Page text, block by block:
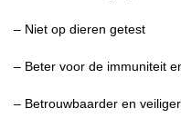
– Niet op dieren getest
– Beter voor de immuniteit
– Betrouwbaarder en